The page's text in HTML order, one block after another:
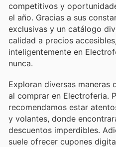
competitivos y
el año. Gracias a sus
exclusivas y un catálogo
calidad a precios
inteligentemente en
nunca.
Exploran diversas maneras
al comprar en Electroferia.
recomendamos estar
y volantes, donde
descuentos imperdibles.
suele ofrecer cupones